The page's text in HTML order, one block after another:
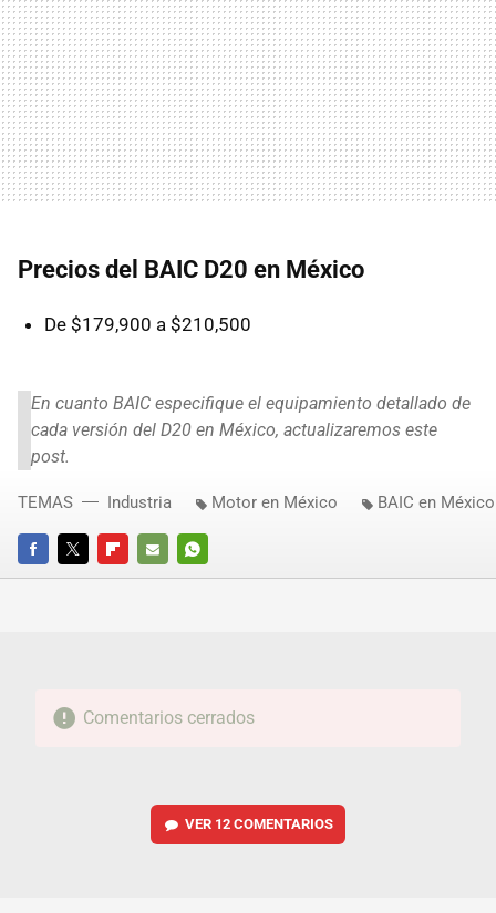
Precios del BAIC D20 en México
De $179,900 a $210,500
En cuanto BAIC especifique el equipamiento detallado de
cada versión del D20 en México, actualizaremos este
post.
FACEBOOKTWITTERFLIPBOARD
E-
WHATSAPP
TEMAS Industria Motor en México BAIC en México
Comentarios cerrados
VER 12 COMENTARIOS